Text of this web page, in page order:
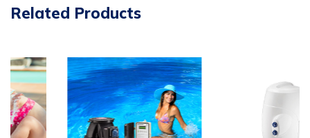
Related Products